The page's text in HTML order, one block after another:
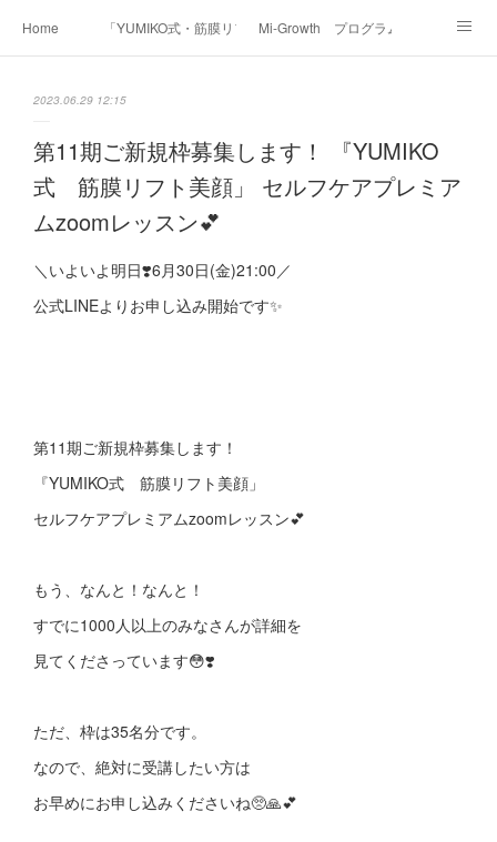
Home 「YUMIKO式・筋膜リフト美顔」Mi-Growth プログラム
2023.06.29 12:15
第11期ご新規枠募集します！ 『YUMIKO
式 筋膜リフト美顔」 セルフケアプレミア
ムzoomレッスン💕
＼いよいよ明日❣️6月30日(金)21:00／
公式LINEよりお申し込み開始です✨
第11期ご新規枠募集します！
『YUMIKO式 筋膜リフト美顔」
セルフケアプレミアムzoomレッスン💕
もう、なんと！なんと！
すでに1000人以上のみなさんが詳細を
見てくださっています😳❣️
ただ、枠は35名分です。
なので、絶対に受講したい方は
お早めにお申し込みくださいね🥺🙏💕